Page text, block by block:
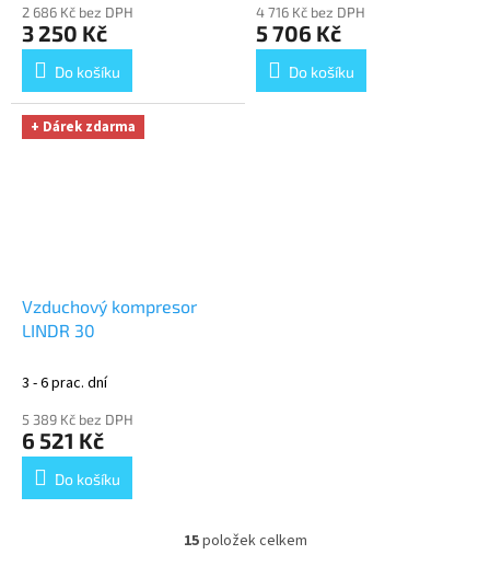
2 686 Kč bez DPH
3 250 Kč
Do košíku
4 716 Kč bez DPH
5 706 Kč
Do košíku
+ Dárek zdarma
Vzduchový kompresor
LINDR 30
3 - 6 prac. dní
5 389 Kč bez DPH
6 521 Kč
Do košíku
O
15položek celkem